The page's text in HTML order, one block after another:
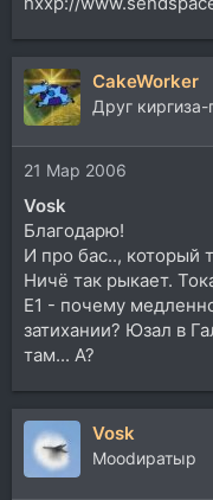
CakeWorker
Друг
21 Мар 2006
Vosk
Благодарю!
И про бас.., который
Ничё так рыкает.
Е1 - почему
затихании? Юзал в
там... А?
Vosk
Moodиратыр